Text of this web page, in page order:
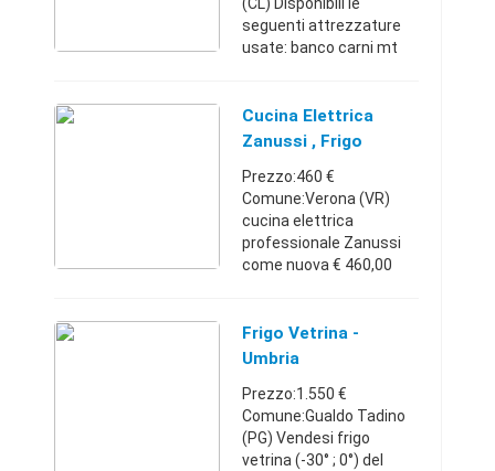
seguenti attrezzature
usate: banco carni mt
modello supermercato,
vetrine bibite , frigo inox
Cucina Elettrica
Zanussi , Frigo
Vetrina
Prezzo:460 €
Comune:Verona (VR)
cucina elettrica
professionale Zanussi
come nuova € 460,00
consegna solo a Verona .
Veneto3381971594460
Frigo Vetrina -
Umbria
Prezzo:1.550 €
Comune:Gualdo Tadino
(PG) Vendesi frigo
vetrina (-30° ; 0°) del